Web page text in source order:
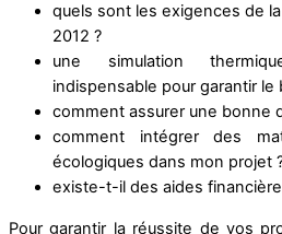
quels sont les exigences de
2012 ?
une simulation
indispensable pour garantir le
comment assurer une bonne
comment intégrer des
écologiques dans mon projet
existe-t-il des aides
Pour garantir la réussite de vos